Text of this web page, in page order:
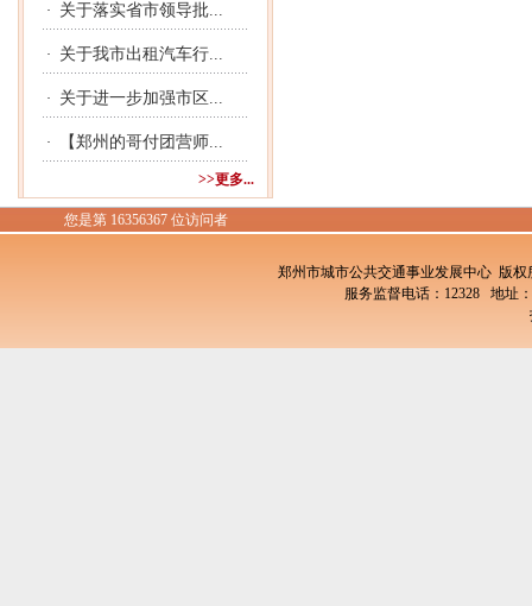
· 关于落实省市领导批...
· 关于我市出租汽车行...
· 关于进一步加强市区...
· 【郑州的哥付团营师...
>>更多...
您是第 16356367 位访问者
郑州市城市公共交通事业发展中心 版
服务监督电话：12328 地址